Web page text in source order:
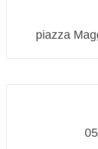
piazza